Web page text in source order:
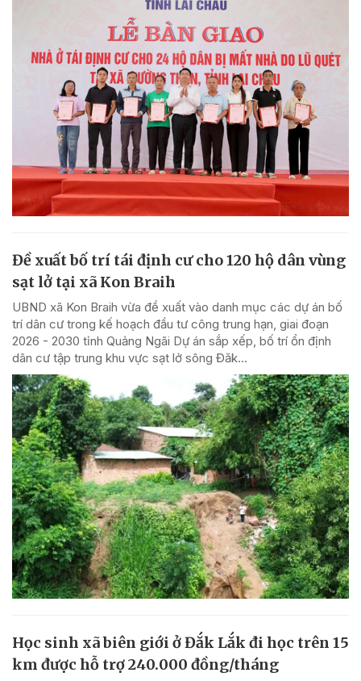
Đề xuất bố trí tái định cư cho 120 hộ dân vùng
sạt lở tại xã Kon Braih
UBND xã Kon Braih vừa đề xuất vào danh mục các dự án bố
trí dân cư trong kế hoạch đầu tư công trung hạn, giai đoạn
2026 - 2030 tỉnh Quảng Ngãi Dự án sắp xếp, bố trí ổn định
dân cư tập trung khu vực sạt lở sông Đăk...
Học sinh xã biên giới ở Đắk Lắk đi học trên 15
km được hỗ trợ 240.000 đồng/tháng